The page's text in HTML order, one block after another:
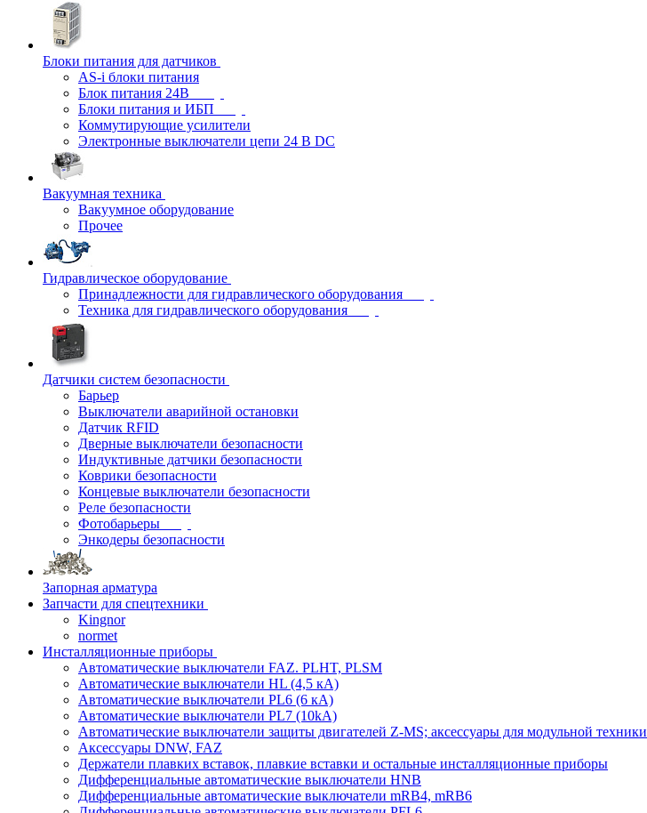
Блоки питания для датчиков
AS-i блоки питания
Блок питания 24В
Блоки питания и ИБП
Коммутирующие усилители
Электронные выключатели цепи 24 В DC
Вакуумная техника
Вакуумное оборудование
Прочее
Гидравлическое оборудование
Принадлежности для гидравлического оборудования
Техника для гидравлического оборудования
Датчики систем безопасности
Барьер
Выключатели аварийной остановки
Датчик RFID
Дверные выключатели безопасности
Индуктивные датчики безопасности
Коврики безопасности
Концевые выключатели безопасности
Реле безопасности
Фотобарьеры
Энкодеры безопасности
Запорная арматура
Запчасти для спецтехники
Kingnor
normet
Инсталляционные приборы
Автоматические выключатели FAZ. PLHT, PLSM
Автоматические выключатели HL (4,5 кА)
Автоматические выключатели PL6 (6 кА)
Автоматические выключатели PL7 (10kA)
Автоматические выключатели защиты двигателей Z-MS; аксессуары для модульной техники
Аксессуары DNW, FAZ
Держатели плавких вставок, плавкие вставки и остальные инсталляционные приборы
Дифференциальные автоматические выключатели HNB
Дифференциальные автоматические выключатели mRB4, mRB6